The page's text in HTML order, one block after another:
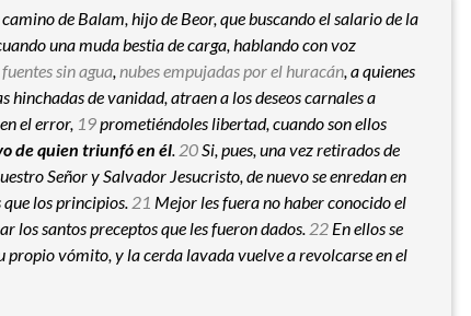
de Balam, hijo de Beor, que buscando el salario de la
una muda bestia de carga, hablando con voz
fuentes sin agua,nubes empujadas por el huracán, a quienes
hinchadas de vanidad, atraen a los deseos carnales a
el error, 19prometiéndoles libertad, cuando son ellos
de quien triunfó en él. 20Si, pues, una vez retirados de
Señor y Salvador Jesucristo, de nuevo se enredan en
que los principios. 21 Mejor les fuera no haber conocido el
los santos preceptos que les fueron dados. 22 En ellos se
vómito, y la cerda lavada vuelve a revolcarse en el